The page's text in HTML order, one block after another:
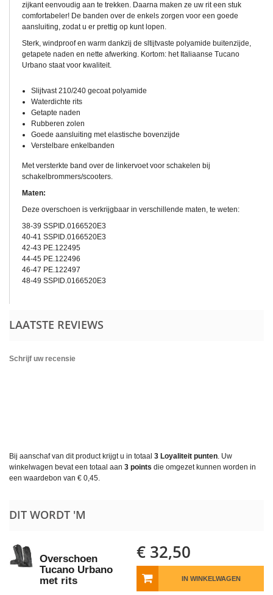
zijkant eenvoudig aan te trekken. Daarna maken ze uw rit een stuk
comfortabeler! De banden over de enkels zorgen voor een goede
aansluiting, zodat u er prettig op kunt lopen.
Sterk, windproof en warm dankzij de sltijtvaste polyamide buitenzijde,
getapete naden en nette afwerking. Kortom: het Italiaanse Tucano
Urbano staat voor kwaliteit.
Slijtvast 210/240 gecoat polyamide
Waterdichte rits
Getapte naden
Rubberen zolen
Goede aansluiting met elastische bovenzijde
Verstelbare enkelbanden
Met versterkte band over de linkervoet voor schakelen bij
schakelbrommers/scooters.
Maten:
Deze overschoen is verkrijgbaar in verschillende maten, te weten:
38-39 SSPID.0166520E3
40-41 SSPID.0166520E3
42-43 PE.122495
44-45 PE.122496
46-47 PE.122497
48-49 SSPID.0166520E3
LAATSTE REVIEWS
Schrijf uw recensie
Bij aanschaf van dit product krijgt u in totaal 3 Loyaliteit punten. Uw
winkelwagen bevat een totaal aan 3 points die omgezet kunnen worden in
een waardebon van € 0,45.
DIT WORDT 'M
Overschoen
Tucano Urbano
met rits
€ 32,50
IN WINKELWAGEN